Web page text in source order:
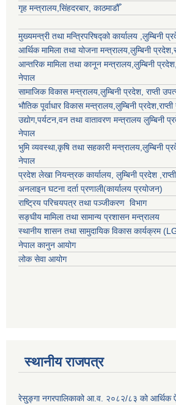
गृह मन्त्रालय,सिंहदरबार, काठमाडौँ
मुख्यमन्त्री तथा मन्त्रिपरिषद्को कार्यालय ,लुम्बिनी
आर्थिक मामिला तथा योजना मन्त्रालय,लुम्बिनी प्रदेश
आन्तरिक मामिला तथा कानून मन्त्रालय,लुम्बिनी प्रदेश,
नेपाल
सामाजिक विकास मन्त्रालय,लुम्बिनी प्रदेश, राप्ती
भौतिक पूर्वाधार विकास मन्त्रालय,लुम्बिनी प्रदेश,
उद्याेग,पर्यटन,वन तथा वातावरण मन्त्रालय लुम्बिनी
नेपाल
भुमि व्यवस्था,कृषि तथा सहकारी मन्त्रालय,लुम्बिनी
नेपाल
प्रदेश लेखा नियन्त्रक कार्यालय, लुम्बिनी प्रदेश ,
अनलाइन घटना दर्ता प्रणाली(कार्यालय प्रयोजन)
राष्ट्रिय परिचयपत्र तथा पञ्जीकरण विभाग
सङ्घीय मामिला तथा सामान्य प्रशासन मन्त्रालय
स्थानीय शासन तथा सामुदायिक विकास कार्यक्रम
नेपाल कानुन आयोग
लोक सेवा आयोग
स्थानीय राजपत्र
रेसु्ङ्गा नगरपालिकाको आ.व. २०८२/८३ को आर्थिक